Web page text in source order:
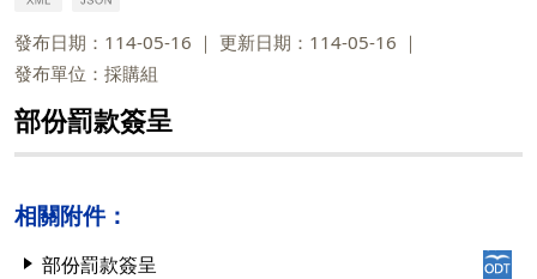
發布日期：114-05-16
更新日期：114-05-16
發布單位：採購組
部份罰款簽呈
相關附件：
部份罰款簽呈